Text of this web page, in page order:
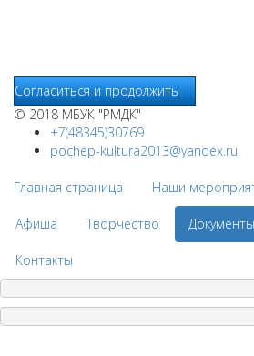
Согласиться и продолжить
© 2018 МБУК "РМДК"
+7(48345)30769
pochep-kultura2013@yandex.ru
Главная страница Наши
Афиша Творчество Документы
Контакты